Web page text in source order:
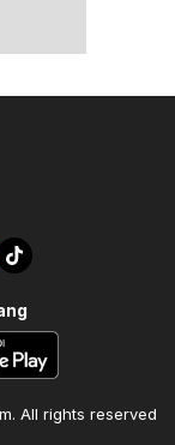
All rights reserved